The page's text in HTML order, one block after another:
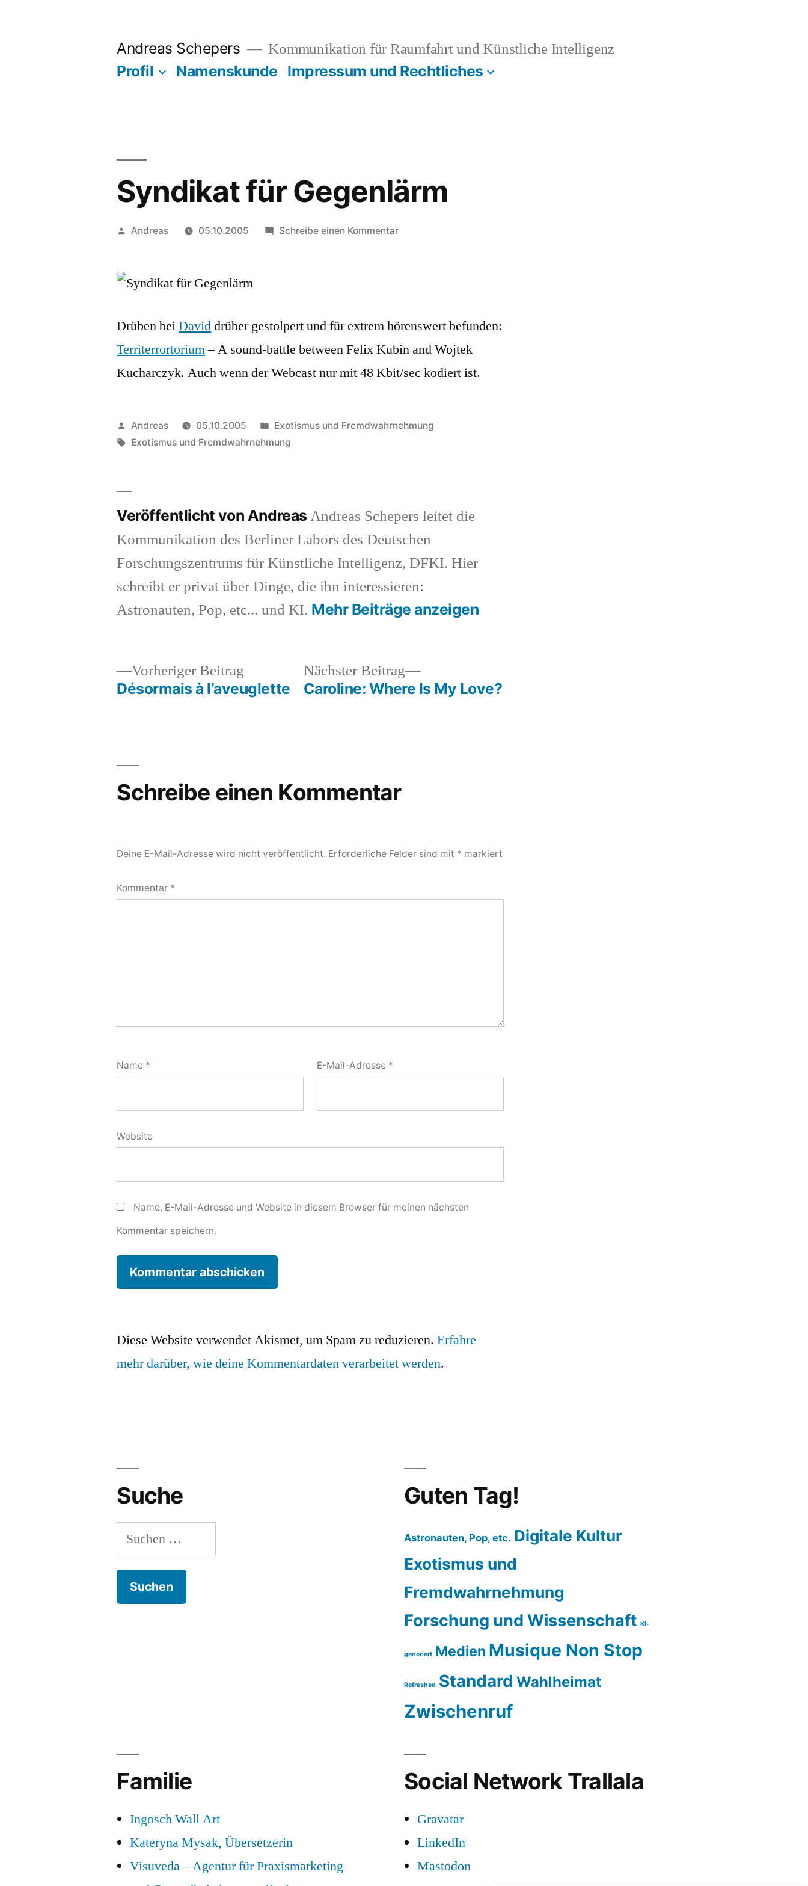
Andreas Schepers Kommunikation für Raumfahrt und Künstliche Intelligenz
Profil Namenskunde Impressum und Rechtliches
Syndikat für Gegenlärm
Veröffentlicht
Andreas 05.10.2005 Schreibe einen Kommentarzu
Drüben beiDaviddrüber gestolpert und für extrem hörenswert befunden:
Territerrortorium– A sound-battle between Felix Kubin and Wojtek
Kucharczyk. Auch wenn der Webcast nur mit 48 Kbit/sec kodiert ist.
Veröffentlicht
von
Andreas 05.10.2005
Veröffentlicht
in
Exotismus und Fremdwahrnehmung
Schlagwörter:
Exotismus und Fremdwahrnehmung
Veröffentlicht von Andreas Andreas Schepers leitet die
Kommunikation des Berliner Labors des Deutschen
Forschungszentrums für Künstliche Intelligenz, DFKI. Hier
schreibt er privat über Dinge, die ihn interessieren:
Astronauten, Pop, etc... und KI. Mehr Beiträge anzeigen
Beitragsnavigation
Vorheriger Beitrag Vorheriger
Beitrag:
Désormais à l’aveuglette
Nächster Beitrag
Nächster
Beitrag:
Caroline: Where Is My Love?
Schreibe einen Kommentar
Deine E-Mail-Adresse wird nicht veröffentlicht. Erforderliche Felder sind mit * markiert
Kommentar *
Name * E-Mail-Adresse *
Website
Name, E-Mail-Adresse und Website in diesem Browser für meinen nächsten
Kommentar speichern.
Diese Website verwendet Akismet, um Spam zu reduzieren.Erfahre
mehr darüber, wie deine Kommentardaten verarbeitet werden.
Suche
Suchen
nach:
Guten Tag!
Astronauten, Pop, etc. Digitale Kultur
Exotismus und
Fremdwahrnehmung
Forschung und Wissenschaft KI-
generiert Medien Musique Non Stop
Refreshed Standard Wahlheimat
Zwischenruf
Familie
Ingosch Wall Art
Kateryna Mysak, Übersetzerin
Visuveda – Agentur für Praxismarketing
Social Network Trallala
Gravatar
LinkedIn
Mastodon